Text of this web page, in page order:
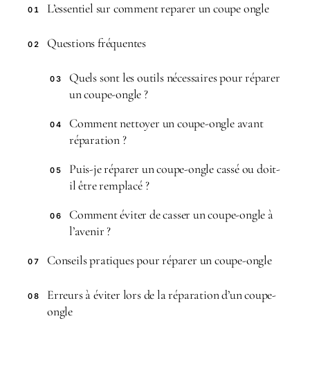
01 L’essentiel sur comment reparer un coupe ongle
02 Questions fréquentes
03
Quels sont les outils nécessaires pour réparer
un coupe-ongle ?
04
Comment nettoyer un coupe-ongle avant
réparation ?
05
Puis-je réparer un coupe-ongle cassé ou doit-
il être remplacé ?
06
Comment éviter de casser un coupe-ongle à
l’avenir ?
07 Conseils pratiques pour réparer un coupe-ongle
08
Erreurs à éviter lors de la réparation d’un coupe-
ongle